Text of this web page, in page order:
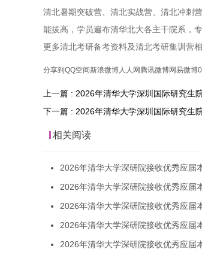
清北暑期突破营、清北实战营、清北冲刺
能拔高，学员遍布清华北大各主干院系，专
更多清北考研备考资料及清北考研集训营
分享到 QQ空间 新浪微博人人网 腾讯微博网易微博0
上一篇 : 2026年清华大学深圳国际研究
下一篇 : 2026年清华大学深圳国际研究生
相关阅读
2026年清华大学深研院接收优秀应届
2026年清华大学深研院接收优秀应届
2026年清华大学深研院接收优秀应届
2026年清华大学深研院接收优秀应届
2026年清华大学深研院接收优秀应届